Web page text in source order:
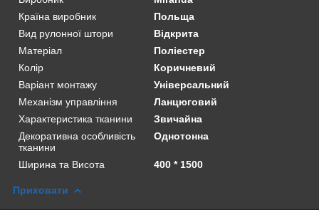
Країна виробник
Польща
Вид рулонної штори
Відкрита
Матеріал
Поліестер
Колір
Коричневий
Варіант монтажу
Універсальний
Механізм управління
Ланцюговий
Характеристика тканини
Звичайна
Декоративна особливість
тканини
Однотонна
Ширина та Висота 400 * 1500
Приховати